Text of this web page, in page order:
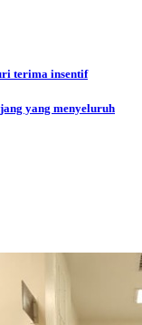
terima insentif
yang menyeluruh